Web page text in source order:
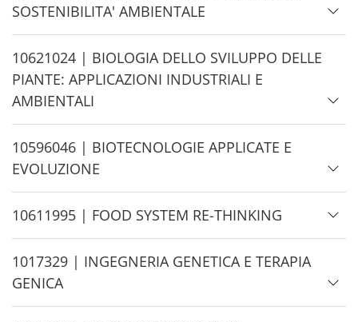
d
e
SOSTENIBILITA' AMBIENTALE
H
i
d
e
10621024 | BIOLOGIA DELLO SVILUPPO DELLE
PIANTE: APPLICAZIONI INDUSTRIALI E
AMBIENTALI
H
i
d
e
10596046 | BIOTECNOLOGIE APPLICATE E
EVOLUZIONE
H
i
d
e
10611995 | FOOD SYSTEM RE-THINKING
H
i
d
1017329 | INGEGNERIA GENETICA E TERAPIA
GENICA